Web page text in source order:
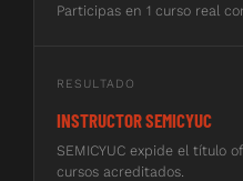
Participas en 1 curso real
RESULTADO
INSTRUCTOR SEMICYUC
SEMICYUC expide el título
cursos acreditados.